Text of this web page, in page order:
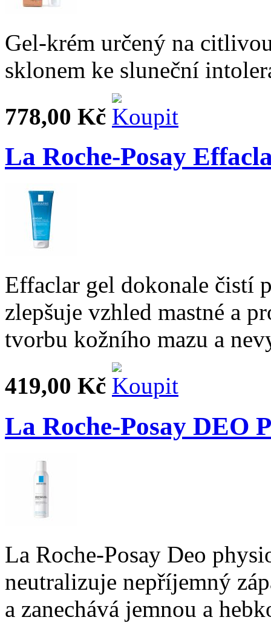
Gel-krém určený na
sklonem ke sluneční
778,00 Kč
La Roche-Posay
Effaclar gel dokonale čistí
zlepšuje vzhled mastné a
tvorbu kožního mazu a
419,00 Kč
La Roche-Posay DEO
La Roche-Posay Deo
neutralizuje nepříjemný
a zanechává jemnou a